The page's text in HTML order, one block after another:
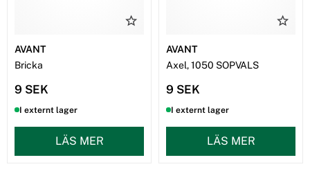
AVANT
Bricka
9 SEK
I externt lager
LÄS MER
AVANT
Axel, 1050 SOPVALS
9 SEK
I externt lager
LÄS MER